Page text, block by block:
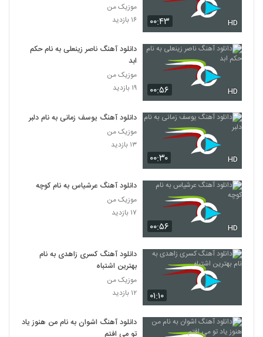
۰۰:۴۳ HD
موزیک من
۱۶ بازدید
۰۰:۵۶ HD
دانلود آهنگ ناصر زینعلی به نام حکم
ابد
موزیک من
۱۹ بازدید
۰۰:۳۰ HD
دانلود آهنگ یوسف زمانی به نام دلبر
موزیک من
۱۳ بازدید
۰۰:۵۶ HD
دانلود آهنگ عرشیاس به نام کوچه
موزیک من
۱۷ بازدید
۰۱:۱۰
دانلود آهنگ کسری زاهدی به نام
بهترین اشتباه
موزیک من
۱۲ بازدید
دانلود آهنگ اشوان به نام من هنوز یاد
تو می افتم